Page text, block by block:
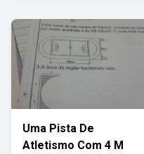
Uma Pista De
Atletismo Com 4 M